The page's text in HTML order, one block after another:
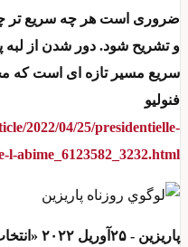
ضروری است هر چه سریع تر
و تشریح شود. دور شدن از
سریع مسیر تازه ای است که
فنولیو
2022/04/25/presidentielle-
l-abime_6123582_3232.html
پاریزین - ۲۵آوریل ۲۰۲۲ «انتخاب مجدد، اما زیر فشار»